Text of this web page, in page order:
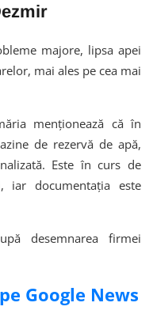
majore, lipsa apei
mai ales pe cea mai
menționează că în
de rezervă de apă,
Este în curs de
iar documentația este
desemnarea firmei
Google News